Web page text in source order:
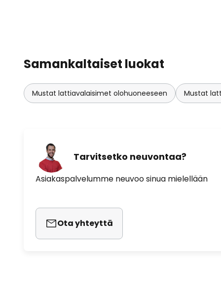
Samankaltaiset luokat
Mustat lattiavalaisimet olohuoneeseen Mustat
Tarvitsetko neuvontaa?
Asiakaspalvelumme neuvoo sinua mielellään
Ota yhteyttä